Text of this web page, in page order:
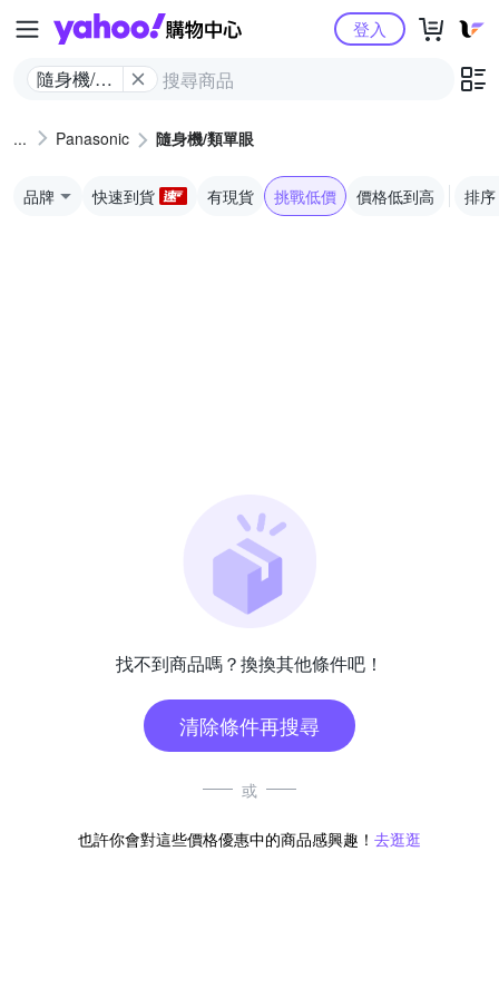
Yahoo購物中心
隨身機/類
登入
Panasonic 隨身機/類單眼
品牌 快速到貨 有現貨 挑戰低價 價格低到高 排序
找不到商品嗎？換換其他條件吧！
清除條件再搜尋
或
也許你會對這些價格優惠中的商品感興趣！ 去逛逛